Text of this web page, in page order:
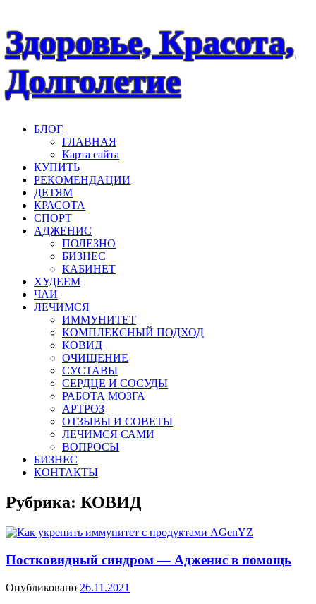
Наверх
Здоровье, Красота,
Долголетие
БЛОГ
ГЛАВНАЯ
Карта сайта
КУПИТЬ
РЕКОМЕНДАЦИИ
ДЕТЯМ
КРАСОТА
СПОРТ
АДЖЕНИС
ПОЛЕЗНО
БИЗНЕС
КАБИНЕТ
ХУДЕЕМ
ЧАИ
ЛЕЧИМСЯ
ИММУНИТЕТ
КОМПЛЕКСНЫЙ ПОДХОД
КОВИД
ОЧИЩЕНИЕ
СУСТАВЫ
СЕРДЦЕ И СОСУДЫ
РАБОТА МОЗГА
АРТРОЗ
ОТЗЫВЫ И СОВЕТЫ
ЛЕЧИМСЯ САМИ
ВОПРОСЫ
БИЗНЕС
КОНТАКТЫ
Рубрика: КОВИД
Постковидный синдром — Адженис в помощь
Опубликовано 26.11.2021